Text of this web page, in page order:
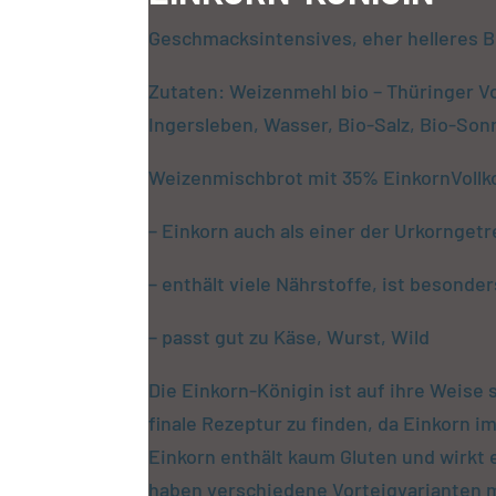
Geschmacksintensives, eher helleres
Zutaten: Weizenmehl bio – Thüringer
Ingersleben, Wasser, Bio-Salz, Bio-
Weizenmischbrot mit 35%
– Einkorn auch als einer der
– enthält viele Nährstoffe, ist
– passt gut zu Käse, Wurst, Wild
Die Einkorn-Königin ist auf ihre Weise
finale Rezeptur zu finden, da Einkorn
Einkorn enthält kaum Gluten und
haben verschiedene Vorteigvarianten